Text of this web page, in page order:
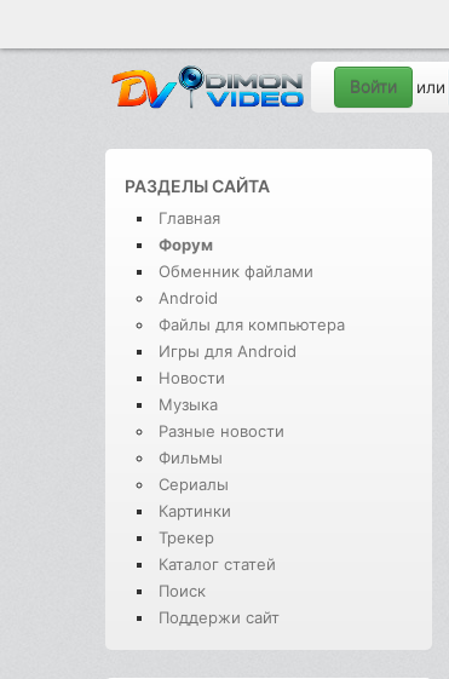
Войти или
РАЗДЕЛЫ САЙТА
Главная
Форум
Обменник файлами
Android
Файлы для компьютера
Игры для Android
Новости
Музыка
Разные новости
Фильмы
Сериалы
Картинки
Трекер
Каталог статей
Поиск
Поддержи сайт